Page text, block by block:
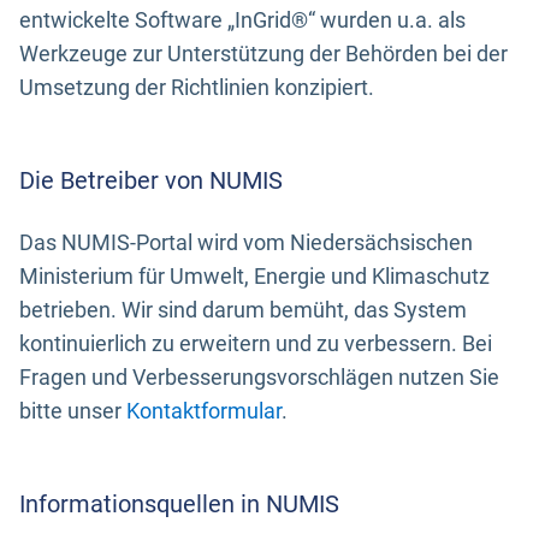
entwickelte Software „InGrid®“ wurden u.a. als
Werkzeuge zur Unterstützung der Behörden bei der
Umsetzung der Richtlinien konzipiert.
Die Betreiber von NUMIS
Das NUMIS-Portal wird vom Niedersächsischen
Ministerium für Umwelt, Energie und Klimaschutz
betrieben. Wir sind darum bemüht, das System
kontinuierlich zu erweitern und zu verbessern. Bei
Fragen und Verbesserungsvorschlägen nutzen Sie
bitte unser Kontaktformular.
Informationsquellen in NUMIS